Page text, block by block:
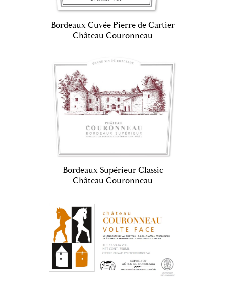
Bordeaux Cuvée Pierre de Cartier
Château Couronneau
Bordeaux Supérieur Classic
Château Couronneau